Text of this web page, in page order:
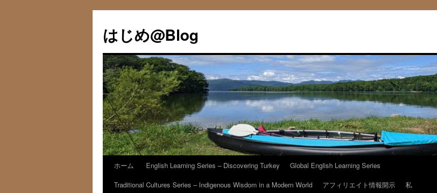
テ
ン
へ
ス
キ
ッ
プ
はじめ@Blog
ホーム English Learning Series – Discovering Turkey
Global English Learning Series
Traditional Cultures Series – Indigenous Wisdom in a Modern World
アフィリエイト情報開示 私